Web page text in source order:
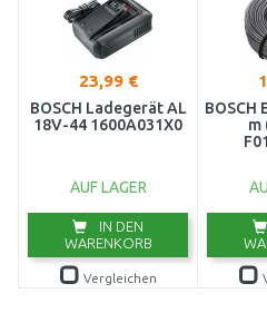
23,99 €
BOSCH Ladegerät AL
18V-44 1600A031X0
AUF LAGER
IN DEN
WARENKORB
Vergleichen
BOSCH
m